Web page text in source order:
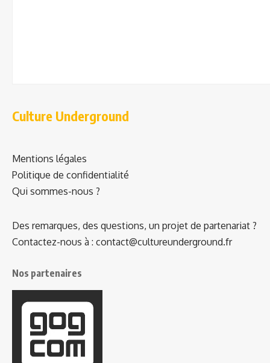
Culture Underground
Mentions légales
Politique de confidentialité
Qui sommes-nous ?
Des remarques, des questions, un projet de partenariat ?
Contactez-nous à : contact@cultureunderground.fr
Nos partenaires